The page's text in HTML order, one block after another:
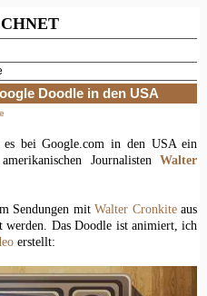
Doodle in den USA
bei Google.com in den USA ein
JournalistenWalter
Sendungen mitWalter Cronkiteaus
werden. Das Doodle ist animiert, ich
erstellt: